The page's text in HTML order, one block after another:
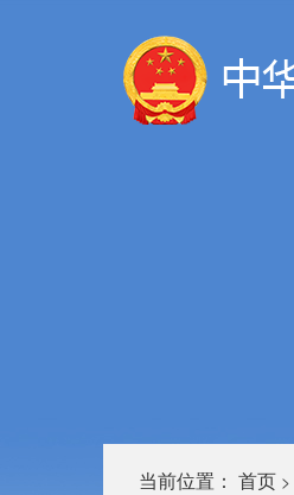
当前位置： 首页 >